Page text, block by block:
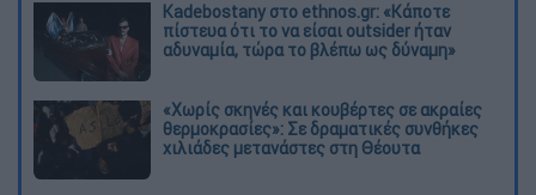
Kadebostany στο ethnos.gr: «Κάποτε
πίστευα ότι το να είσαι outsider ήταν
αδυναμία, τώρα το βλέπω ως δύναμη»
«Χωρίς σκηνές και κουβέρτες σε ακραίες
θερμοκρασίες»: Σε δραματικές συνθήκες
χιλιάδες μετανάστες στη Θέουτα